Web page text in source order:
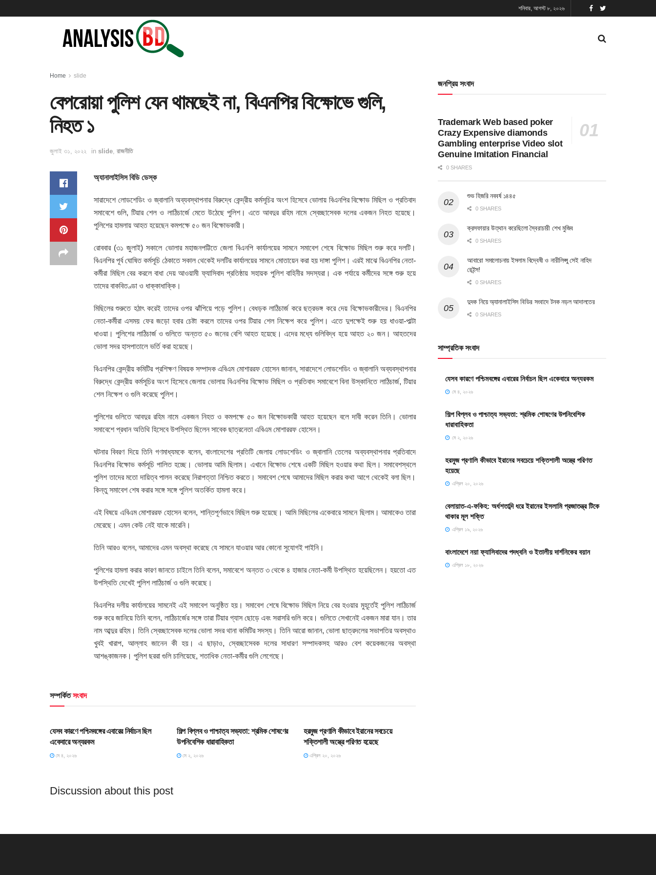
শনিবার, আগস্ট ৮, ২০২৬
Home slide
বেপরোয়া পুলিশ যেন থামছেই না, বিএনপির বিক্ষোভে গুলি,
নিহত ১
জুলাই ৩১, ২০২২ in slide রাজনীতি
অ্যানালাইসিস বিডি ডেস্ক
সারাদেশে লোডশেডিং ও জ্বালানি অব্যবস্থাপনার বিরুদ্ধে কেন্দ্রীয় কর্মসূচির অংশ হিসেবে ভোলায় বিএনপির বিক্ষোভ মিছিল ও প্রতিবাদ
সমাবেশে গুলি, টিয়ার শেল ও লাঠিচার্জে মেতে উঠেছে পুলিশ। এতে আবদুর রহিম নামে স্বেচ্ছাসেবক দলের একজন নিহত হয়েছে।
পুলিশের হামলায় আহত হয়েছেন কমপক্ষে ৫০ জন বিক্ষোভকারী।
রোববার (৩১ জুলাই) সকালে ভোলার মহাজনপট্টিতে জেলা বিএনপি কার্যালয়ের সামনে সমাবেশ শেষে বিক্ষোভ মিছিল শুরু করে দলটি।
বিএনপির পূর্ব ঘোষিত কর্মসূচি ঠেকাতে সকাল থেকেই দলটির কার্যালয়ের সামনে মোতায়েন করা হয় দাঙ্গা পুলিশ। এরই মাঝে বিএনপির নেতা-
কর্মীরা মিছিল বের করলে বাধা দেয় আওয়ামী ফ্যাসিবাদ প্রতিষ্ঠায় সহায়ক পুলিশ বাহিনীর সদস্যরা। এক পর্যায়ে কর্মীদের সঙ্গে শুরু হয়ে
তাদের বাকবিতণ্ডা ও ধাক্কাধাক্কি।
মিছিলের শুরুতে হঠাৎ করেই তাদের ওপর ঝাঁপিয়ে পড়ে পুলিশ। বেধড়ক লাঠিচার্জ করে ছত্রভঙ্গ করে দেয় বিক্ষোভকারীদের। বিএনপির
নেতা-কর্মীরা এসময় ফের জড়ো হবার চেষ্টা করলে তাদের ওপর টিয়ার শেল নিক্ষেপ করে পুলিশ। এতে দুপক্ষেই শুরু হয় ধাওয়া-পাল্টা
ধাওয়া। পুলিশের লাঠিচার্জ ও গুলিতে অন্তত ৫০ জনের বেশি আহত হয়েছে। এদের মধ্যে গুলিবিদ্ধ হয়ে আহত ২০ জন। আহতদের
ভোলা সদর হাসপাতালে ভর্তি করা হয়েছে।
বিএনপির কেন্দ্রীয় কমিটির প্রশিক্ষণ বিষয়ক সম্পাদক এবিএম মোশাররফ হোসেন জানান, সারাদেশে লোডশেডিং ও জ্বালানি অব্যবস্থাপনার
বিরুদ্ধে কেন্দ্রীয় কর্মসূচির অংশ হিসেবে জেলায় ভোলায় বিএনপির বিক্ষোভ মিছিল ও প্রতিবাদ সমাবেশে বিনা উস্কানিতে লাঠিচার্জ, টিয়ার
শেল নিক্ষেপ ও গুলি করেছে পুলিশ।
পুলিশের গুলিতে আবদুর রহিম নামে একজন নিহত ও কমপক্ষে ৫০ জন বিক্ষোভকারী আহত হয়েছেন বলে দাবী করেন তিনি। ভোলার
সমাবেশে প্রধান অতিথি হিসেবে উপস্থিত ছিলেন সাবেক ছাত্রনেতা এবিএম মোশাররফ হোসেন।
ঘটনার বিবরণ দিয়ে তিনি গণমাধ্যমকে বলেন, বাংলাদেশের প্রতিটি জেলায় লোডশেডিং ও জ্বালানি তেলের অব্যবস্থাপনার প্রতিবাদে
বিএনপির বিক্ষোভ কর্মসূচি পালিত হচ্ছে। ভোলায় আমি ছিলাম। এখানে বিক্ষোভ শেষে একটি মিছিল হওয়ার কথা ছিল। সমাবেশস্থলে
পুলিশ তাদের মতো দায়িত্ব পালন করেছে নিরাপত্তা নিশ্চিত করতে। সমাবেশ শেষে আমাদের মিছিল করার কথা আগে থেকেই বলা ছিল।
কিন্তু সমাবেশ শেষ করার সঙ্গে সঙ্গে পুলিশ অতর্কিত হামলা করে।
এই বিষয়ে এবিএম মোশাররফ হোসেন বলেন, শান্তিপূর্ণভাবে মিছিল শুরু হয়েছে। আমি মিছিলের একেবারে সামনে ছিলাম। আমাকেও তারা
মেরেছে। এমন কেউ নেই যাকে মারেনি।
তিনি আরও বলেন, আমাদের এমন অবস্থা করেছে যে সামনে যাওয়ার আর কোনো সুযোগই পাইনি।
পুলিশের হামলা করার কারণ জানতে চাইলে তিনি বলেন, সমাবেশে অন্তত ৩ থেকে ৪ হাজার নেতা-কর্মী উপস্থিত হয়েছিলেন। হয়তো এত
উপস্থিতি দেখেই পুলিশ লাঠিচার্জ ও গুলি করেছে।
বিএনপির দলীয় কার্যালয়ের সামনেই এই সমাবেশ অনুষ্ঠিত হয়। সমাবেশ শেষে বিক্ষোভ মিছিল নিয়ে বের হওয়ার মুহূর্তেই পুলিশ লাঠিচার্জ
শুরু করে জানিয়ে তিনি বলেন, লাঠিচার্জের সঙ্গে তারা টিয়ার গ্যাস ছোড়ে এবং সরাসরি গুলি করে। গুলিতে সেখানেই একজন মারা যান। তার
নাম আব্দুর রহিম। তিনি স্বেচ্ছাসেবক দলের ভোলা সদর থানা কমিটির সদস্য। তিনি আরো জানান, ভোলা ছাত্রদলের সভাপতির অবস্থাও
খুবই খারাপ, আল্লাহ জানেন কী হয়। এ ছাড়াও, স্বেচ্ছাসেবক দলের সাধারণ সম্পাদকসহ আরও বেশ কয়েকজনের অবস্থা
আশঙ্কাজনক। পুলিশ ছররা গুলি চালিয়েছে, শতাধিক নেতা-কর্মীর গুলি লেগেছে।
সম্পর্কিতসংবাদ
যেসব কারণে পশ্চিমবঙ্গের এবারের নির্বাচন ছিল
একেবারে অন্যরকম
মে ৪, ২০২৬
শিল্প বিপ্লব ও পাশ্চাত্য সভ্যতা: শ্রমিক শোষণের
উপনিবেশিক ধারাবাহিকতা
মে ২, ২০২৬
হরমুজ প্রণালি কীভাবে ইরানের সবচেয়ে
শক্তিশালী অস্ত্রে পরিণত হয়েছে
এপ্রিল ২০, ২০২৬
Discussion about this post
জনপ্রিয় সংবাদ
Trademark Web based poker
Crazy Expensive diamonds
Gambling enterprise Video slot
Genuine Imitation Financial
0 SHARES
শুভ হিজরি নববর্ষ ১৪৪৫
0 SHARES
ক্রসফায়ার উত্থান করেছিলো স্বৈরাচারী শেখ মুজিব
0 SHARES
আবারো সমালোচনায় ইসলাম বিদ্বেষী ও নারীলিপ্সু সেই নাহিদ
রেইন্স!
0 SHARES
দুদক নিয়ে অ্যানালাইসিস বিডির সংবাদে টনক নড়ল আদালতের
0 SHARES
সাম্প্রতিক সংবাদ
যেসব কারণে পশ্চিমবঙ্গের এবারের নির্বাচন ছিল একেবারে অন্যরকম
মে ৪, ২০২৬
শিল্প বিপ্লব ও পাশ্চাত্য সভ্যতা: শ্রমিক শোষণের উপনিবেশিক
ধারাবাহিকতা
মে ২, ২০২৬
হরমুজ প্রণালি কীভাবে ইরানের সবচেয়ে শক্তিশালী অস্ত্রে পরিণত
হয়েছে
এপ্রিল ২০, ২০২৬
বেলায়াত-এ-ফকিহ: অর্ধশতাব্দি ধরে ইরানের ইসলামি প্রজাতন্ত্র টিকে
থাকার মূল শক্তি
এপ্রিল ১৯, ২০২৬
বাংলাদেশে নয়া ফ্যাসিবাদের পদধ্বনি ও ইতালীয় দার্শনিকের বয়ান
এপ্রিল ১৮, ২০২৬